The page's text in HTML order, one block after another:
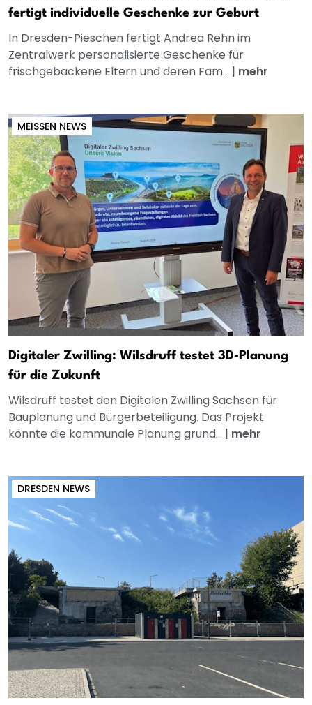
fertigt individuelle Geschenke zur Geburt
In Dresden-Pieschen fertigt Andrea Rehn im
Zentralwerk personalisierte Geschenke für
frischgebackene Eltern und deren Fam... | mehr
MEISSEN NEWS
Digitaler Zwilling: Wilsdruff testet 3D‑Planung
für die Zukunft
Wilsdruff testet den Digitalen Zwilling Sachsen für
Bauplanung und Bürgerbeteiligung. Das Projekt
könnte die kommunale Planung grund... | mehr
DRESDEN NEWS